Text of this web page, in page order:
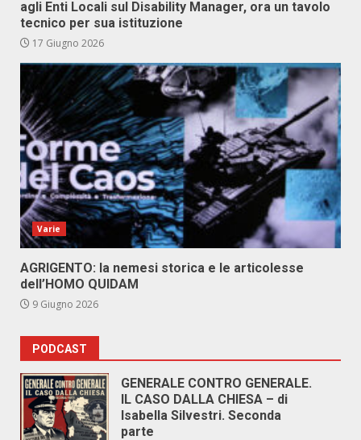
agli Enti Locali sul Disability Manager, ora un tavolo
tecnico per sua istituzione
17 Giugno 2026
Varie
AGRIGENTO: la nemesi storica e le articolesse
dell’HOMO QUIDAM
9 Giugno 2026
PODCAST
GENERALE CONTRO GENERALE.
IL CASO DALLA CHIESA – di
Isabella Silvestri. Seconda
parte